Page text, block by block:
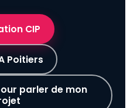
CIP
Poitiers
parler de mon